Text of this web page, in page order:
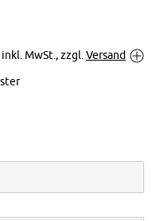
Vergrößern
inkl. MwSt., zzgl. Versand